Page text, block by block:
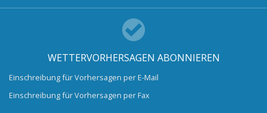
WETTERVORHERSAGEN ABONNIEREN
Einschreibung für Vorhersagen per E-Mail
Einschreibung für Vorhersagen per Fax